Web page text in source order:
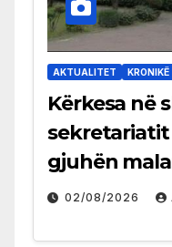
AKTUALITET KRONIKË
Kërkesa në
gjuhën
02/08/2026